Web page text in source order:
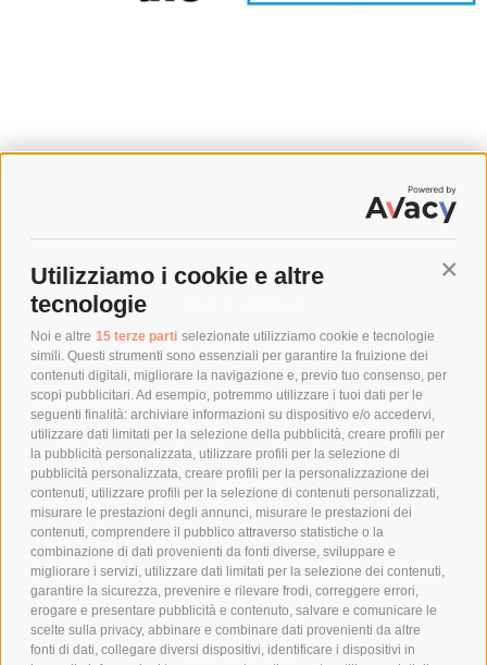
Utilizziamo i cookie e altre
tecnologie
Noi e altre 15 terze parti selezionate utilizziamo cookie e tecnologie
simili. Questi strumenti sono essenziali per garantire la fruizione dei
contenuti digitali, migliorare la navigazione e, previo tuo consenso, per
scopi pubblicitari. Ad esempio, potremmo utilizzare i tuoi dati per le
seguenti finalità: archiviare informazioni su dispositivo e/o accedervi,
utilizzare dati limitati per la selezione della pubblicità, creare profili per
la pubblicità personalizzata, utilizzare profili per la selezione di
pubblicità personalizzata, creare profili per la personalizzazione dei
contenuti, utilizzare profili per la selezione di contenuti personalizzati,
misurare le prestazioni degli annunci, misurare le prestazioni dei
contenuti, comprendere il pubblico attraverso statistiche o la
combinazione di dati provenienti da fonti diverse, sviluppare e
migliorare i servizi, utilizzare dati limitati per la selezione dei contenuti,
garantire la sicurezza, prevenire e rilevare frodi, correggere errori,
erogare e presentare pubblicità e contenuto, salvare e comunicare le
scelte sulla privacy, abbinare e combinare dati provenienti da altre
fonti di dati, collegare diversi dispositivi, identificare i dispositivi in
SPEDIZIONI
COSTI DI SPEDIZIONE
POLITICA DI RESO
POLICY
PRIVACY POLICY
COOKIE POLICY
PAGAMENTI SICURI
AZIENDA
CHI SIAMO
MARCHI TRATTATI